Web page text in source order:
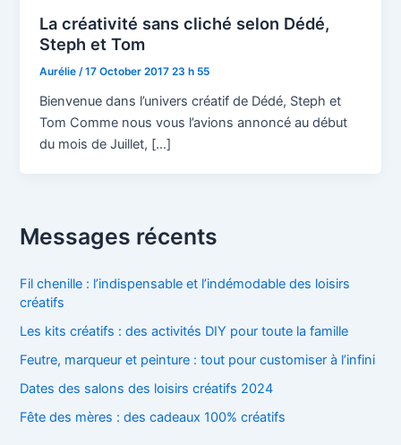
La créativité sans cliché selon Dédé,
Steph et Tom
Aurélie /17 October 2017 23 h 55
Bienvenue dans l’univers créatif de Dédé, Steph et
Tom Comme nous vous l’avions annoncé au début
du mois de Juillet, […]
Messages récents
Fil chenille : l’indispensable et l’indémodable des loisirs
créatifs
Les kits créatifs : des activités DIY pour toute la famille
Feutre, marqueur et peinture : tout pour customiser à l’infini
Dates des salons des loisirs créatifs 2024
Fête des mères : des cadeaux 100% créatifs